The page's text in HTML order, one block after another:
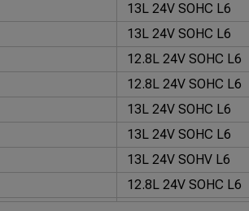
13L 24V SOHC L6
13L 24V SOHC L6
12.8L 24V SOHC L6
12.8L 24V SOHC L6
13L 24V SOHC L6
13L 24V SOHC L6
13L 24V SOHV L6
12.8L 24V SOHC L6